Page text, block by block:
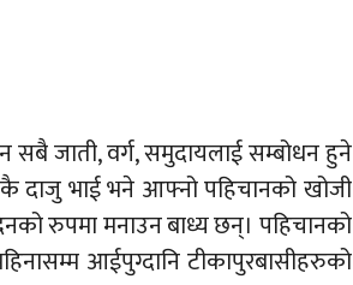
जाती, वर्ग, समुदायलाई सम्बोधन हुने
दाजु भाई भने आफ्नो पहिचानको खोजी
रुपमा मनाउन बाध्य छन्। पहिचानको
आईपुग्दानि टीकापुरबासीहरुको